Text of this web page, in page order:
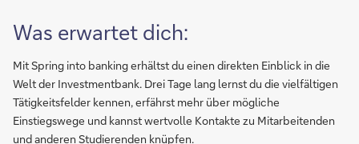
Was erwartet dich:
Mit Spring into banking erhältst du einen direkten Einblick in die
Welt der Investmentbank. Drei Tage lang lernst du die vielfältigen
Tätigkeitsfelder kennen, erfährst mehr über mögliche
Einstiegswege und kannst wertvolle Kontakte zu Mitarbeitenden
und anderen Studierenden knüpfen.